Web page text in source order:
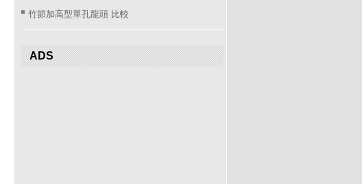
竹節加高型單孔龍頭 比較
ADS